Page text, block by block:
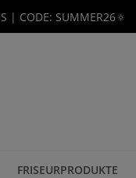
| CODE: SUMMER26🔅
FRISEURPRODUKTE